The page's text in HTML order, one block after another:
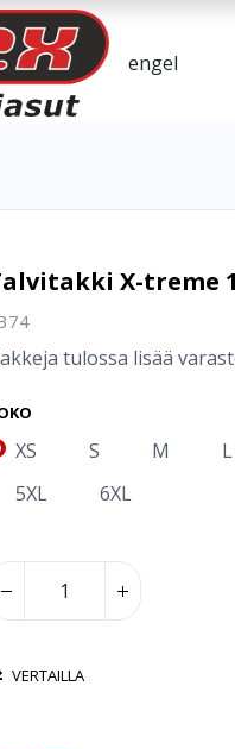
X-treme
tulossa lisää
XS S M
L
5XL
6XL
VERTAILLA